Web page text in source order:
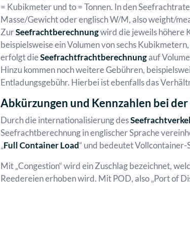
= Kubikmeter und to = Tonnen. In den
Masse/Gewicht oder englisch W/M, also weight/
ZurSeefrachtberechnungwird die jeweils höhere
beispielsweise ein Volumen von sechs
erfolgt dieSeefrachtfrachtberechnungauf
Hinzu kommen noch weitere Gebühren,
Entladungsgebühr. Hierbei ist ebenfalls das
Abkürzungen und Kennzahlen bei
Durch die internationalisierung des
Seefrachtberechnung in englischer Sprache
„Full Container Load“ und bedeutet Vollcontainer-
Mit „Congestion“ wird ein Zuschlag bezeichnet,
Reedereien erhoben wird. Mit POD, also „Port of